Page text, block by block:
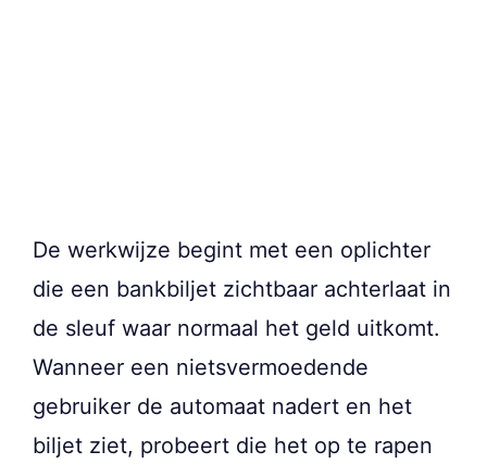
De werkwijze begint met een oplichter
die een bankbiljet zichtbaar achterlaat in
de sleuf waar normaal het geld uitkomt.
Wanneer een nietsvermoedende
gebruiker de automaat nadert en het
biljet ziet, probeert die het op te rapen